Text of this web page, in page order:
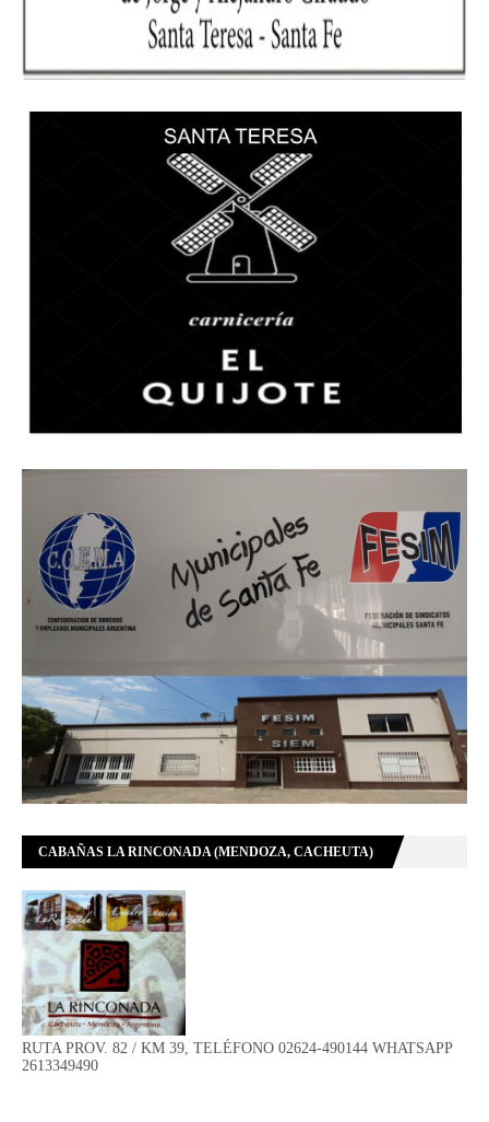
CABAÑAS LA RINCONADA (MENDOZA, CACHEUTA)
RUTA PROV. 82 / KM 39, TELÉFONO 02624-490144 WHATSAPP
2613349490